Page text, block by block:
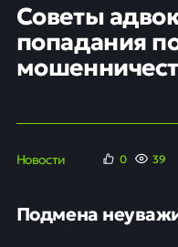
Советы
попадания
Новости 0 39
Подмена